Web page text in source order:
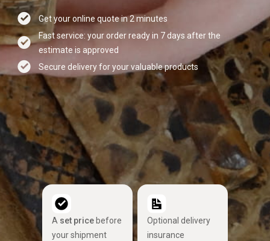
Get your online quote in 2 minutes
Fast service: your order ready in 7 days after the
estimate is approved
Secure delivery for your valuable products
A set price before
your shipment
Optional delivery
insurance